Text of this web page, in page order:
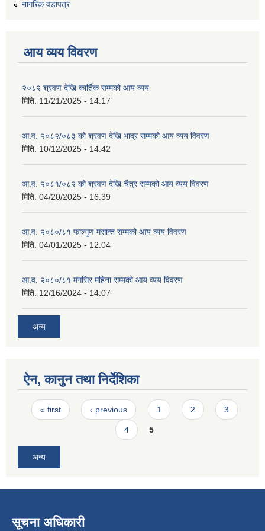
नागरिक वडापत्र
आय व्यय विवरण
२०८२ श्रवण देखि कार्तिक सम्मको आय व्यय
मिति: 11/21/2025 - 14:17
आ.व. २०८२/०८३ को श्रवण देखि भाद्र सम्मको आय व्यय विवरण
मिति: 10/12/2025 - 14:42
आ.व. २०८१/०८२ को श्रवण देखि चैत्र सम्मको आय व्यय विवरण
मिति: 04/20/2025 - 16:39
आ.व. २०८०/८१ फाल्गुण मसान्त सम्मको आय व्यय विवरण
मिति: 04/01/2025 - 12:04
आ.व. २०८०/८१ मंगसिर महिना सम्मको आय व्यय विवरण
मिति: 12/16/2024 - 14:07
अन्य
ऐन, कानुन तथा निर्देशिका
Pages
« first ‹ previous 1 2 3
4 5
अन्य
सूचना अधिकारी